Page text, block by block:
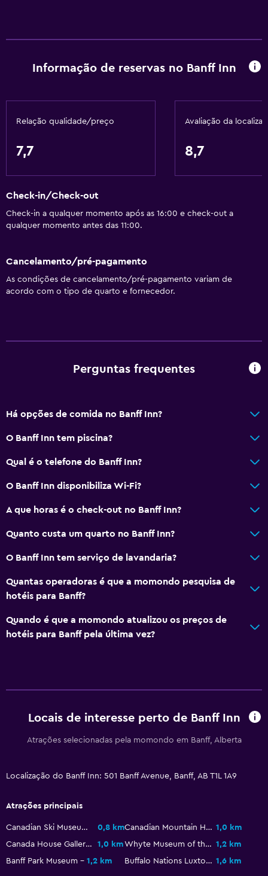
Sabonete
Micro-ondas
Restaurante
Bar/Lounge
Fervedor para chá/café
Venda automática (bebidas)
Venda automática (snacks)
Papel higiénico
WC privativo
Equipamento para desportos de neve
Caminhadas
Esqui
Área de descanso
Quartos adjacentes disponíveis
Kit de primeiros socorros
CCTV fora da propriedade
Cofre
Serviços e comodidades
Informação de reservas no Banff Inn
Relação qualidade/preço
7,7
Avaliação da
8,7
Check-in/Check-out
Check-in a qualquer momento após as 16:00 e check-out a
qualquer momento antes das 11:00.
Cancelamento/pré-pagamento
As condições de cancelamento/pré-pagamento variam de
acordo com o tipo de quarto e fornecedor.
Perguntas frequentes
Há opções de comida no Banff Inn?
O Banff Inn tem piscina?
Qual é o telefone do Banff Inn?
O Banff Inn disponibiliza Wi-Fi?
A que horas é o check-out no Banff Inn?
Quanto custa um quarto no Banff Inn?
O Banff Inn tem serviço de lavandaria?
Quantas operadoras é que a momondo pesquisa de
hotéis para Banff?
Quando é que a momondo atualizou os preços de
hotéis para Banff pela última vez?
Locais de interesse perto de Banff Inn
Atrações selecionadas pela momondo em Banff, Alberta
Localização do Banff Inn: 501 Banff Avenue, Banff, AB T1L 1A9
Atrações principais
Canadian Ski Museum West 0,8 km Canadian Mountain Holidays 1,0 km
Canada House Gallery
1,0 km Whyte Museum of the Canadian Rockies 1,2 km
Banff Park Museum
1,2 km Buffalo Nations Luxton Museum 1,6 km